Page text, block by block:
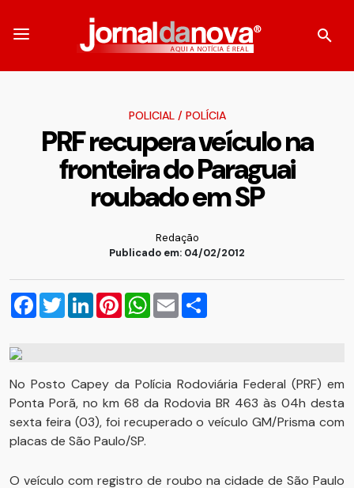
POLICIAL/ POLÍCIA
PRF recupera veículo na
fronteira do Paraguai
roubado em SP
Redação
Publicado em: 04/02/2012
Facebook
TwitterLinkedInPinterestWhatsApp
Email
No Posto Capey da Polícia Rodoviária Federal (PRF) em
Ponta Porã, no km 68 da Rodovia BR 463 às 04h desta
sexta feira (03), foi recuperado o veículo GM/Prisma com
placas de São Paulo/SP.
O veículo com registro de roubo na cidade de São Paulo